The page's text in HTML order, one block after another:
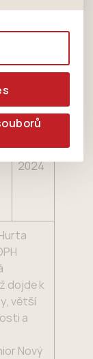
prohlížené
Díky
2023-
2024
dojde k
větší
a
Nový